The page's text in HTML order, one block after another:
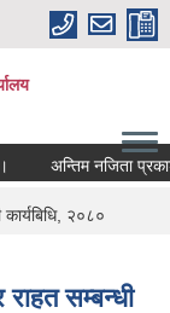
अन्तिम नजिता प्रकाशन
२०८०
सम्बन्धी